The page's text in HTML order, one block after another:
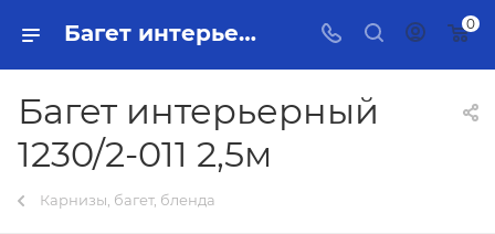
Багет интерьерный 1230/2-011 2,5м Тольятти - купить в интернет-магазине, каталог с ценами и характеристиками 0
Багет интерьерный
1230/2-011 2,5м
Карнизы, багет, бленда